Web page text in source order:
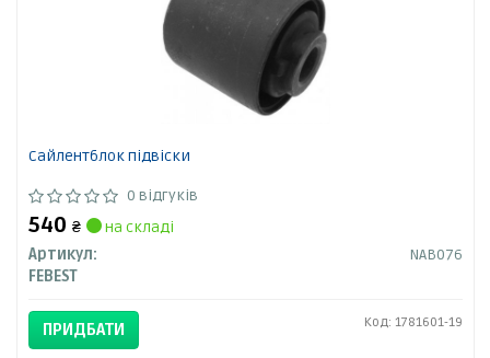
Сайлентблок підвіски
0 відгуків
540 ₴
на складі
Артикул:
NAB076
FEBEST
ПРИДБАТИ Код: 1781601-19